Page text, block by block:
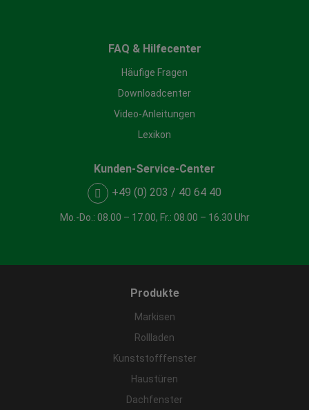
FAQ & Hilfecenter
Häufige Fragen
Downloadcenter
Video-Anleitungen
Lexikon
Kunden-Service-Center
+49 (0) 203 / 40 64 40
Mo.-Do.: 08.00 – 17.00, Fr.: 08.00 – 16.30 Uhr
Produkte
Markisen
Rollladen
Kunststofffenster
Haustüren
Dachfenster